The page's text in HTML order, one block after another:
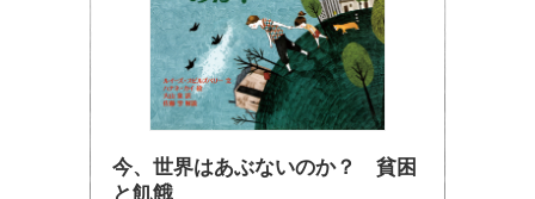
今、世界はあぶないのか？ 貧困
と飢餓